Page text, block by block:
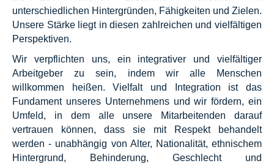
unterschiedlichen Hintergründen, Fähigkeiten und Zielen.
Unsere Stärke liegt in diesen zahlreichen und vielfältigen
Perspektiven.
Wir verpflichten uns, ein integrativer und vielfältiger
Arbeitgeber zu sein, indem wir alle Menschen
willkommen heißen. Vielfalt und Integration ist das
Fundament unseres Unternehmens und wir fördern, ein
Umfeld, in dem alle unsere Mitarbeitenden darauf
vertrauen können, dass sie mit Respekt behandelt
werden - unabhängig von Alter, Nationalität, ethnischem
Hintergrund, Behinderung, Geschlecht und